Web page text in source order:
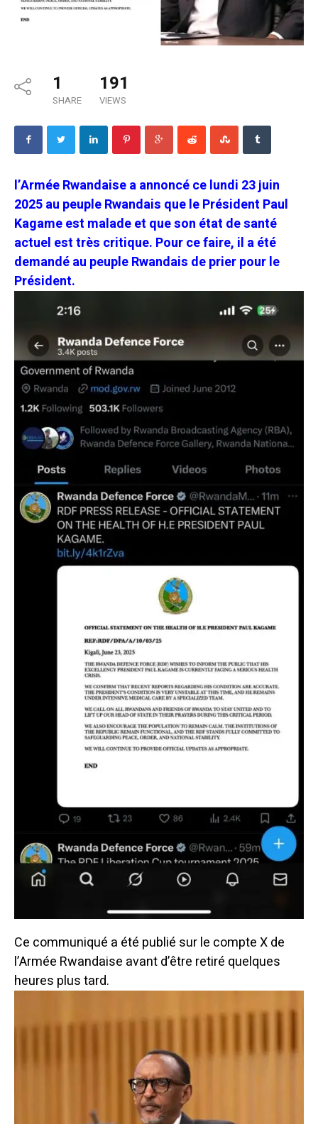
1
SHARE
191
VIEWS
l’Armée Rwandaise a annoncé ce lundi 23 juin
2025 au peuple Rwandais que le Président Paul
Kagame est malade et que son état de santé
actuel est très critique. Pour ce faire, il a été
demandé au peuple Rwandais de prier pour le
Président.
Ce communiqué a été publié sur le compte X de
l’Armée Rwandaise avant d’être retiré quelques
heures plus tard.